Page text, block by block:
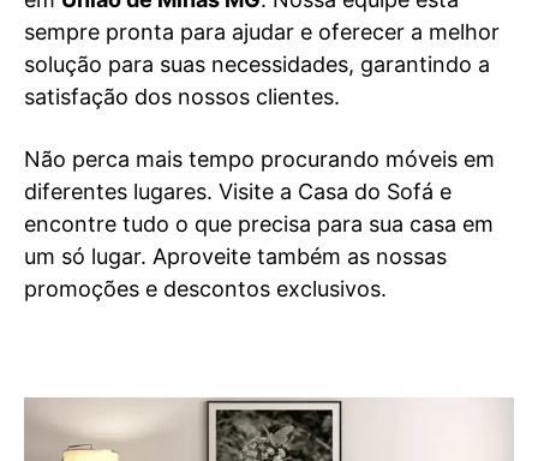
sempre pronta para ajudar e oferecer a melhor
solução para suas necessidades, garantindo a
satisfação dos nossos clientes.
Não perca mais tempo procurando móveis em
diferentes lugares. Visite a Casa do Sofá e
encontre tudo o que precisa para sua casa em
um só lugar. Aproveite também as nossas
promoções e descontos exclusivos.